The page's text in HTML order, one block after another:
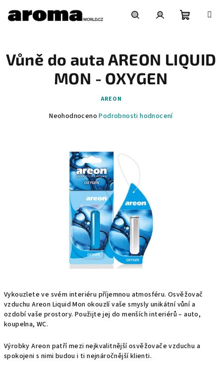
obsah
košík
Vykouzlete ve svém interiéru příjemnou atmosféru. Osvěžovač
vzduchu Areon Liquid Mon okouzlí vaše smysly unikátní vůní a
ozdobí vaše prostory. Použijte jej do menších interiérů – auto,
koupelna, WC.
Výrobky Areon patří mezi nejkvalitnější osvěžovače vzduchu a
spokojeni s nimi budou i ti nejnáročnější klienti.
Vůně do auta AREON LIQUID
MON - OXYGEN
AREON
Průměrné
hvězdiček.
Neohodnoceno Podrobnosti hodnocení